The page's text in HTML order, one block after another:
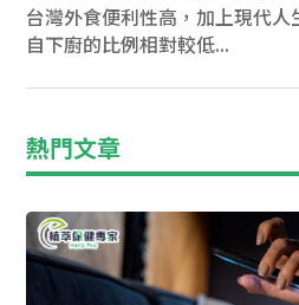
台灣外食便利性高，加上現代
自下廚的比例相對較低...
熱門文章